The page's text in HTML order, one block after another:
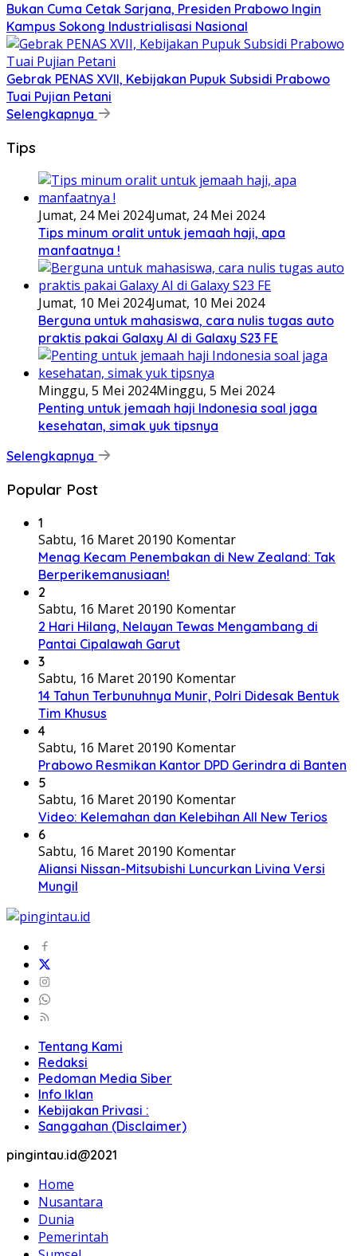
Bukan Cuma Cetak Sarjana, Presiden Prabowo Ingin
Kampus Sokong Industrialisasi Nasional
Gebrak PENAS XVII, Kebijakan Pupuk Subsidi Prabowo
Tuai Pujian Petani
Selengkapnya
Tips
Jumat, 24 Mei 2024Jumat, 24 Mei 2024
Tips minum oralit untuk jemaah haji, apa
manfaatnya !
Jumat, 10 Mei 2024Jumat, 10 Mei 2024
Berguna untuk mahasiswa, cara nulis tugas auto
praktis pakai Galaxy AI di Galaxy S23 FE
Minggu, 5 Mei 2024Minggu, 5 Mei 2024
Penting untuk jemaah haji Indonesia soal jaga
kesehatan, simak yuk tipsnya
Selengkapnya
Popular Post
1
Sabtu, 16 Maret 20190 Komentar
Menag Kecam Penembakan di New Zealand: Tak
Berperikemanusiaan!
2
Sabtu, 16 Maret 20190 Komentar
2 Hari Hilang, Nelayan Tewas Mengambang di
Pantai Cipalawah Garut
3
Sabtu, 16 Maret 20190 Komentar
14 Tahun Terbunuhnya Munir, Polri Didesak Bentuk
Tim Khusus
4
Sabtu, 16 Maret 20190 Komentar
Prabowo Resmikan Kantor DPD Gerindra di Banten
5
Sabtu, 16 Maret 20190 Komentar
Video: Kelemahan dan Kelebihan All New Terios
6
Sabtu, 16 Maret 20190 Komentar
Aliansi Nissan-Mitsubishi Luncurkan Livina Versi
Mungil
Tentang Kami
Redaksi
Pedoman Media Siber
Info Iklan
Kebijakan Privasi :
Sanggahan (Disclaimer)
pingintau.id@2021
Home
Nusantara
Dunia
Pemerintah